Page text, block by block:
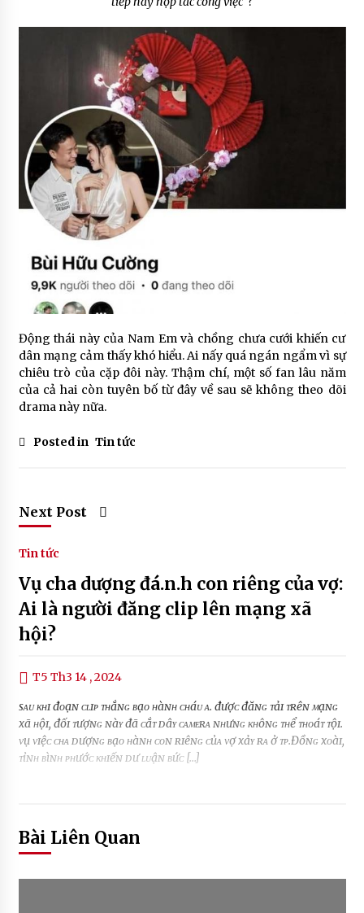
Động thái này của Nam Em và chồng chưa cưới khiến cư
dân mạng cảm thấy khó hiểu. Ai nấy quá ngán ngẩm vì sự
chiêu trò của cặp đôi này. Thậm chí, một số fan lâu năm
của cả hai còn tuyên bố từ đây về sau sẽ không theo dõi
drama này nữa.
Posted in Tin tức
Next Post
Tin tức
Vụ cha dượng đá.n.h con riêng của vợ:
Ai là người đăng clip lên mạng xã
hội?
T5 Th3 14 , 2024
sᴀᴜ ᴋʜɪ đᴏạɴ ᴄʟɪᴘ ᴛʜắɴɢ ʙạᴏ ʜàɴʜ ᴄʜáᴜ ᴀ. đượᴄ đăɴɢ ᴛảɪ ᴛʀêɴ ᴍạɴɢ
xã ʜộɪ, đốɪ ᴛượɴɢ ɴàʏ đã ᴄắᴛ ᴅâʏ ᴄᴀᴍᴇʀᴀ ɴʜưɴɢ ᴋʜôɴɢ ᴛʜể ᴛʜᴏáᴛ ᴛộɪ.
ᴠụ ᴠɪệᴄ ᴄʜᴀ ᴅượɴɢ ʙạᴏ ʜàɴʜ ᴄᴏɴ ʀɪêɴɢ ᴄủᴀ ᴠợ xảʏ ʀᴀ ở ᴛᴘ.Đồɴɢ xᴏàɪ,
ᴛỉɴʜ ʙìɴʜ ᴘʜướᴄ ᴋʜɪếɴ ᴅư ʟᴜậɴ ʙứᴄ […]
Bài Liên Quan